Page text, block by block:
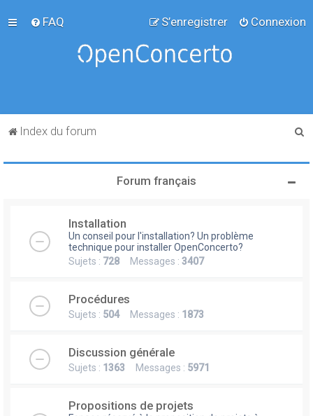
FAQ Connexion
S’enregistrer
Index du forum
Forum français
Installation
Un conseil pour l'installation? Un problème
technique pour installer OpenConcerto?
Sujets : 728 Messages : 3407
Procédures
Sujets : 504Messages : 1873
Discussion générale
Sujets : 1363 Messages : 5971
Propositions de projets